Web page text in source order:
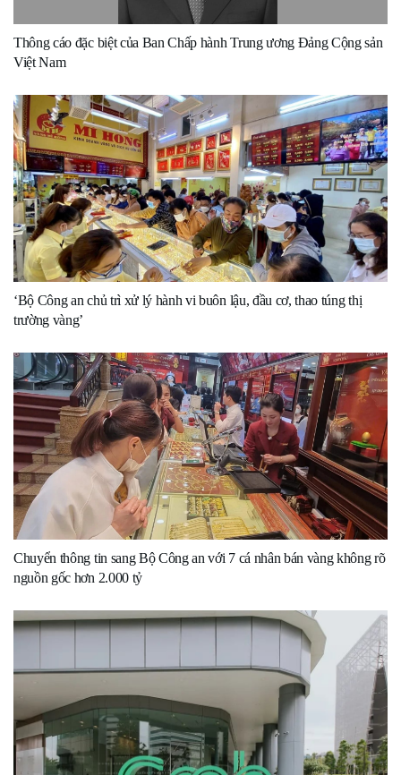
Thông cáo đặc biệt của Ban Chấp hành Trung ương Đảng Cộng sản
Việt Nam
‘Bộ Công an chủ trì xử lý hành vi buôn lậu, đầu cơ, thao túng thị
trường vàng’
Chuyển thông tin sang Bộ Công an với 7 cá nhân bán vàng không rõ
nguồn gốc hơn 2.000 tỷ